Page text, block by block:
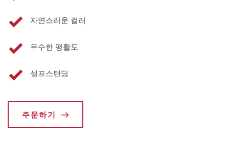
자연스러운 컬러
우수한 평활도
셀프스탠딩
주문하기